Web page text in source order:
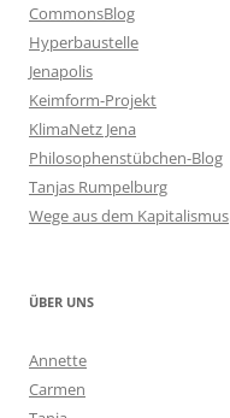
CommonsBlog
Hyperbaustelle
Jenapolis
Keimform-Projekt
KlimaNetz Jena
Philosophenstübchen-Blog
Tanjas Rumpelburg
Wege aus dem Kapitalismus
ÜBER UNS
Annette
Carmen